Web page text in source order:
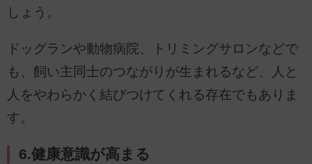
しょう。
ドッグランや動物病院、トリミングサロンなどで
も、飼い主同士のつながりが生まれるなど、人と
人をやわらかく結びつけてくれる存在でもありま
す。
6.健康意識が高まる